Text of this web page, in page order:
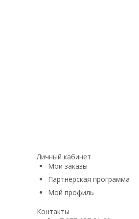
Личный кабинет
Мои заказы
Партнерская программа
Мой профиль
Контакты